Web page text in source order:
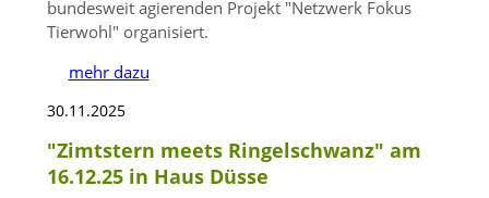
bundesweit agierenden Projekt Netzwerk Fokus
Tierwohl organisiert.
mehr dazu
30.11.2025
"Zimtstern meets Ringelschwanz" am
16.12.25 in Haus Düsse